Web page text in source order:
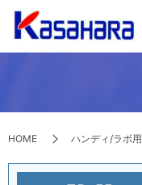
HOME ハンディ/ラボ用